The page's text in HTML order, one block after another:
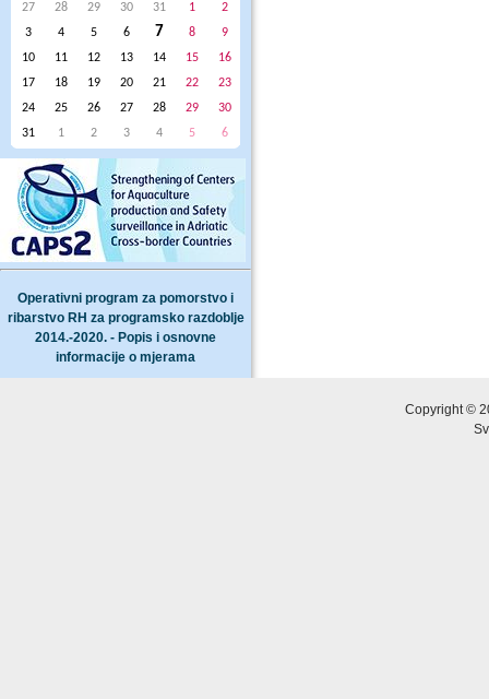
27 28 29 30 31 1
2
3
4 5 6 7 8
9
10
11 12 13 14 15
16
17
18 19 20 21 22
23
24
25 26 27 28 29
30
31
1 2 3 4 5 6
Operativni program za pomorstvo i
ribarstvo RH za programsko razdoblje
2014.-2020. - Popis i osnovne
informacije o mjerama
Copyright ©